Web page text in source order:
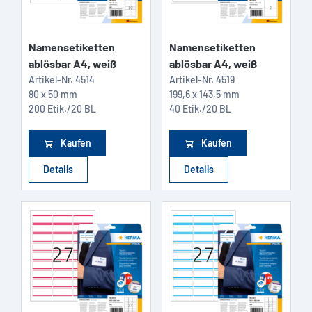
Namensetiketten
ablösbar A4, weiß
Artikel-Nr. 4514
80 x 50 mm
200 Etik./20 BL
Kaufen
Details
Namensetiketten
ablösbar A4, weiß
Artikel-Nr. 4519
199,6 x 143,5 mm
40 Etik./20 BL
Kaufen
Details